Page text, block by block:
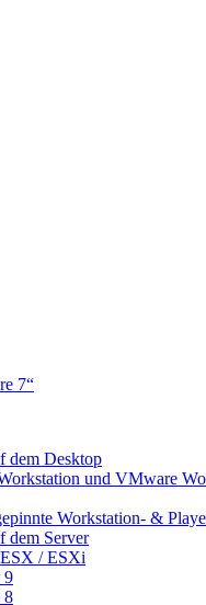
7“
dem Desktop
und VMware
Workstation- &
dem Server
/ ESXi
9
8